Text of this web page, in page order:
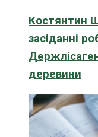
Костянтин
засіданні
деревини